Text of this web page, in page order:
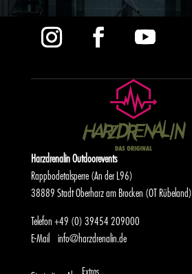
Harzdrenalin Outdoorevents
Rappbodetalsperre (An der L96)
38889 Stadt Oberharz am Brocken (OT Rübeland)
Telefon +49 (0) 39454 209000
E-Mail info@harzdrenalin.de